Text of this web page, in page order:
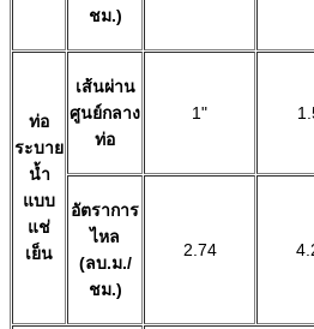
ชม.)
ท่อ
ระบาย
น้ำ
แบบ
แช่
เย็น
เส้นผ่าน
ศูนย์กลาง
ท่อ
1"
อัตราการ
ไหล
(ลบ.ม./
ชม.)
2.74